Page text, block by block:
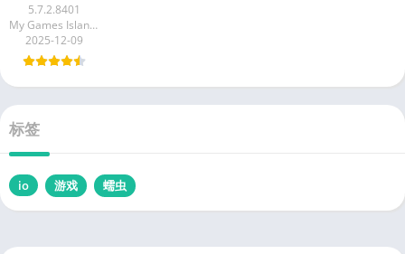
5.7.2.8401
My Games Island - Play game for fun
2025-12-09
标签
io 游戏 蠕虫